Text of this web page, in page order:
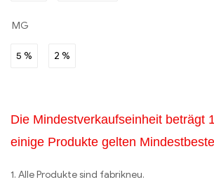
MG
5 % 2 %
Die Mindestverkaufseinheit beträgt
einige Produkte gelten
1. Alle Produkte sind fabrikneu.